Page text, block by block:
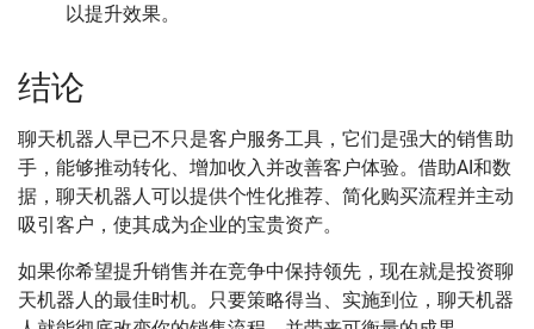
以提升效果。
结论
聊天机器人早已不只是客户服务工具，它们是强大的销售助
手，能够推动转化、增加收入并改善客户体验。借助AI和数
据，聊天机器人可以提供个性化推荐、简化购买流程并主动
吸引客户，使其成为企业的宝贵资产。
如果你希望提升销售并在竞争中保持领先，现在就是投资聊
天机器人的最佳时机。只要策略得当、实施到位，聊天机器